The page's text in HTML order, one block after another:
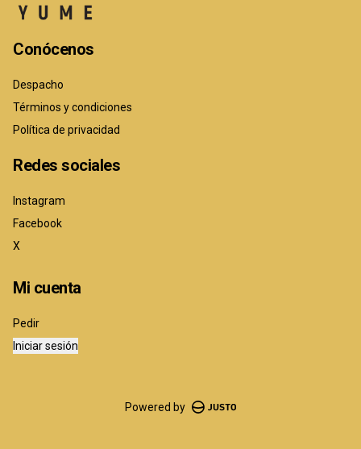
Conócenos
Despacho
Términos y condiciones
Política de privacidad
Redes sociales
Instagram
Facebook
X
Mi cuenta
Pedir
Iniciar sesión
Powered by